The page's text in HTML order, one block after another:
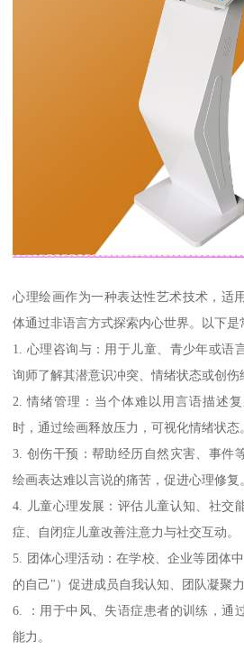
心理绘画作为一种表达性艺术技术，适
体通过非语言方式探索内心世界。以下是
1. 心理咨询与：用于儿童、青少年或语
询师了解其潜意识冲突、情绪状态或创伤
2. 情绪管理：当个体难以用言语描述
时，通过绘画释放压力，可视化情绪状态
3. 创伤干预：帮助经历自然灾害、事件
绘画表达难以言说的痛苦，促进心理修复
4. 儿童心理发展：评估儿童认知、社交
症、自闭症儿童改善注意力与社交互动。
5. 团体心理活动：在学校、企业等团体
的自己"）促进成员自我认知、团队凝聚力
6. ：用于中风、失语症患者的训练，通
能力。